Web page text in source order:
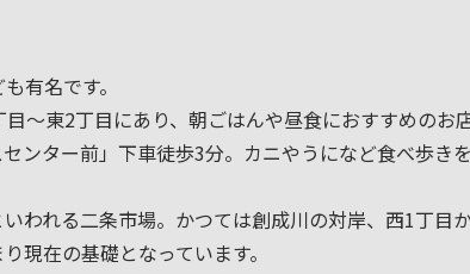
有名です。
～東2丁目にあり、朝ごはんや昼食におすすめのお
ンター前」下車徒歩3分。カニやうになど食べ歩き
われる二条市場。かつては創成川の対岸、西1丁目
現在の基礎となっています。